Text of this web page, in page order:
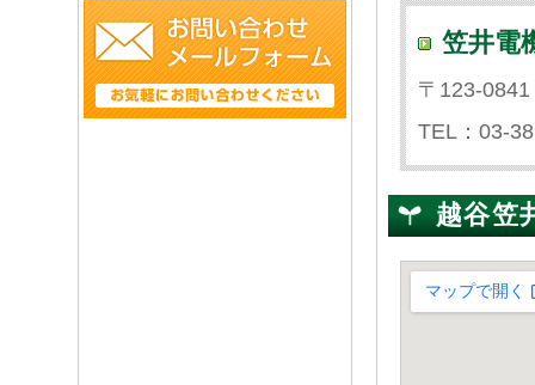
笠井電
〒123-
TEL：03-
越谷笠